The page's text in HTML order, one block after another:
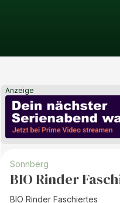
Anzeige
Sonnberg
BIO Rinder
BIO Rinder Faschiertes